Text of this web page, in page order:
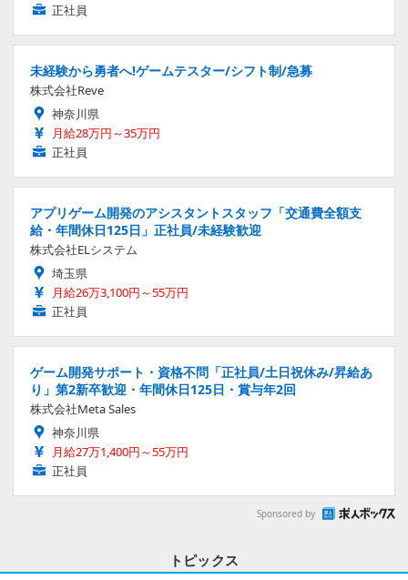
正社員
未経験から勇者へ!ゲームテスター/シフト制/急募
株式会社Reve
神奈川県
月給28万円～35万円
正社員
アプリゲーム開発のアシスタントスタッフ「交通費全額支
給・年間休日125日」正社員/未経験歓迎
株式会社ELシステム
埼玉県
月給26万3,100円～55万円
正社員
ゲーム開発サポート・資格不問「正社員/土日祝休み/昇給あ
り」第2新卒歓迎・年間休日125日・賞与年2回
株式会社Meta Sales
神奈川県
月給27万1,400円～55万円
正社員
Sponsored by
トピックス